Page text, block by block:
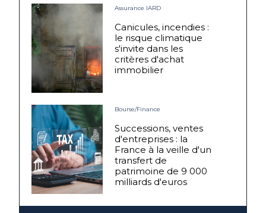
Assurance IARD
Canicules, incendies :
le risque climatique
s'invite dans les
critères d'achat
immobilier
Bourse/Finance
Successions, ventes
d'entreprises : la
France à la veille d'un
transfert de
patrimoine de 9 000
milliards d'euros